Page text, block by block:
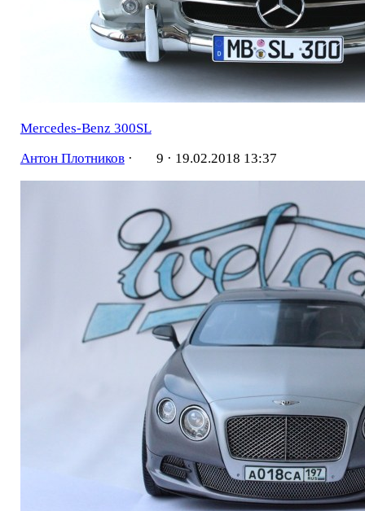
Mercedes-Benz 300SL
Антон Плотников· 9 · 19.02.2018 13:37